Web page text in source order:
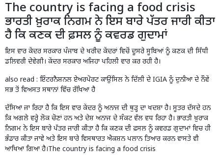
The country is facing a food crisis
ਭਾਰਤੀ ਖ਼ੁਰਾਕ ਨਿਗਮ ਨੇ ਇਸ ਬਾਰੇ ਪੱਤਰ ਜਾਰੀ ਕੀਤਾ
ਹੈ ਕਿਕਣਕ ਦੀ ਫ਼ਸਲਨੂੰ ਕਵਰਡ ਗੁਦਾਮਾਂ
ਇਸ ਵਾਰ ਕੇਂਦਰ ਸਰਕਾਰ ਪੰਜਾਬ ਦੇ ਖਰੀਦ ਕੇਂਦਰਾਂ ਵਿਚੋਂ ਦੂਸਰੇ ਸੂਬਿਆਂ ਨੂੰ ਕਣਕ ਦੀ ਸਿੱਧੀ
ਡਲਿਵਰੀ ਦੇਵੇਗੀ। ਕੇਂਦਰ ਸਰਕਾਰ ਅਜਿਹਾ ਪਹਿਲੀ ਵਾਰ ਕਰ ਰਹੀ ਹੈ।
also read : ਇੰਟਰਨੈਸ਼ਨਲ ਏਅਰਪੋਰਟ ਕਾਉਂਸਿਲ ਨੇ ਦਿੱਲੀ ਦੇ IGIA ਨੂੰ ਦੁਨੀਆ ਦੇ ਨੌਵੇਂ
ਸਭ ਤੋਂ ਵਿਅਸਤ ਸਥਾਨਾਂ ਵਿੱਚ ਰੱਖਿਆ ਹੈ
ਦੱਸਿਆ ਜਾ ਰਿਹਾ ਹੈ ਕਿ ਇਸ ਵਾਰ ਕੇਂਦਰ ਨੂੰ ਅਨਾਜ ਦੀ ਥੁੜ੍ਹ ਦਾ ਖਦਸ਼ਾ ਹੈ। ਸੂਤਰ ਦੱਸਦੇ ਹਨ
ਕਿ ਅਗਲੇ ਵਰ੍ਹੇ ਲੋਕ ਚੋਣਾਂ ਹਨ ਅਤੇ ਦੇਸ਼ ਅਨਾਜ ਦੇ ਸੰਕਟ ਵੱਲ ਵਧ ਰਿਹਾ ਹੈ। ਭਾਰਤੀ ਖ਼ੁਰਾਕ
ਨਿਗਮ ਨੇ ਇਸ ਬਾਰੇ ਪੱਤਰ ਜਾਰੀ ਕੀਤਾ ਹੈ ਕਿ ਕਣਕ ਦੀ ਫ਼ਸਲ ਨੂੰ ਕਵਰਡ ਗੁਦਾਮਾਂ ਵਿਚ ਹੀ
ਭੰਡਾਰ ਕੀਤਾ ਜਾਵੇ ਅਤੇ ਇਸ ਬਾਰੇ ਵਿਸਥਾਰਤ ਐਕਸ਼ਨ ਪਲਾਨ ਤਿਆਰ ਕਰਨ ਵਾਸਤੇ ਵੀ
ਆਖਿਆ ਗਿਆ ਹੈ।The country is facing a food crisis